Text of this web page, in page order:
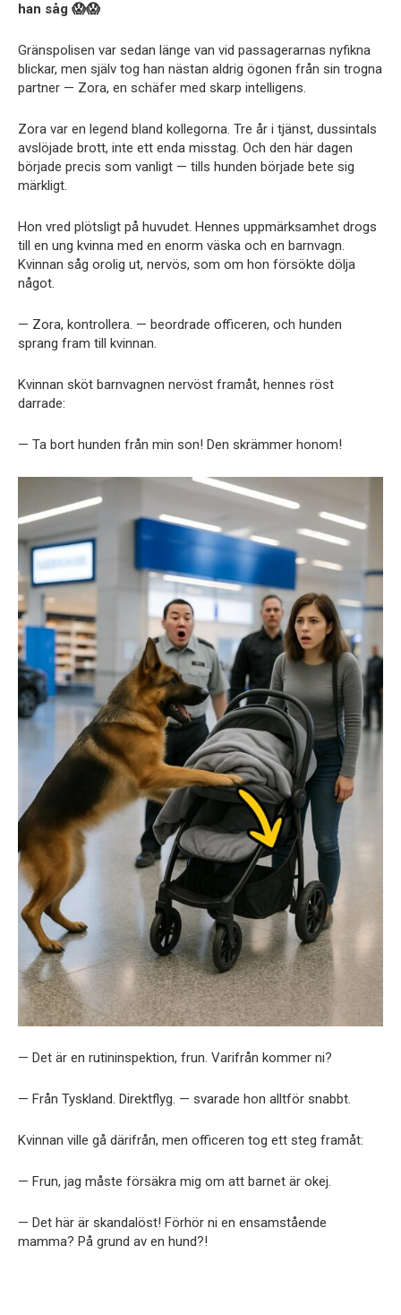
han såg 😱😱
Gränspolisen var sedan länge van vid passagerarnas nyfikna
blickar, men själv tog han nästan aldrig ögonen från sin trogna
partner — Zora, en schäfer med skarp intelligens.
Zora var en legend bland kollegorna. Tre år i tjänst, dussintals
avslöjade brott, inte ett enda misstag. Och den här dagen
började precis som vanligt — tills hunden började bete sig
märkligt.
Hon vred plötsligt på huvudet. Hennes uppmärksamhet drogs
till en ung kvinna med en enorm väska och en barnvagn.
Kvinnan såg orolig ut, nervös, som om hon försökte dölja
något.
— Zora, kontrollera. — beordrade officeren, och hunden
sprang fram till kvinnan.
Kvinnan sköt barnvagnen nervöst framåt, hennes röst
darrade:
— Ta bort hunden från min son! Den skrämmer honom!
— Det är en rutininspektion, frun. Varifrån kommer ni?
— Från Tyskland. Direktflyg. — svarade hon alltför snabbt.
Kvinnan ville gå därifrån, men officeren tog ett steg framåt:
— Frun, jag måste försäkra mig om att barnet är okej.
— Det här är skandalöst! Förhör ni en ensamstående
mamma? På grund av en hund?!